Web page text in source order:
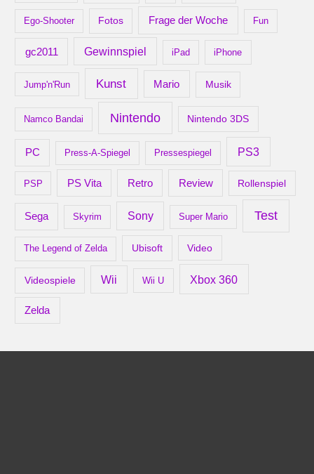
Ego-Shooter Fotos Frage der Woche Fun
gc2011 Gewinnspiel iPad iPhone
Jump'n'Run Kunst Mario Musik
Namco Bandai Nintendo Nintendo 3DS
PC Press-A-Spiegel Pressespiegel PS3
PSP PS Vita Retro Review Rollenspiel
Sega Skyrim Sony Super Mario Test
The Legend of Zelda Ubisoft Video
Videospiele Wii Wii U Xbox 360
Zelda